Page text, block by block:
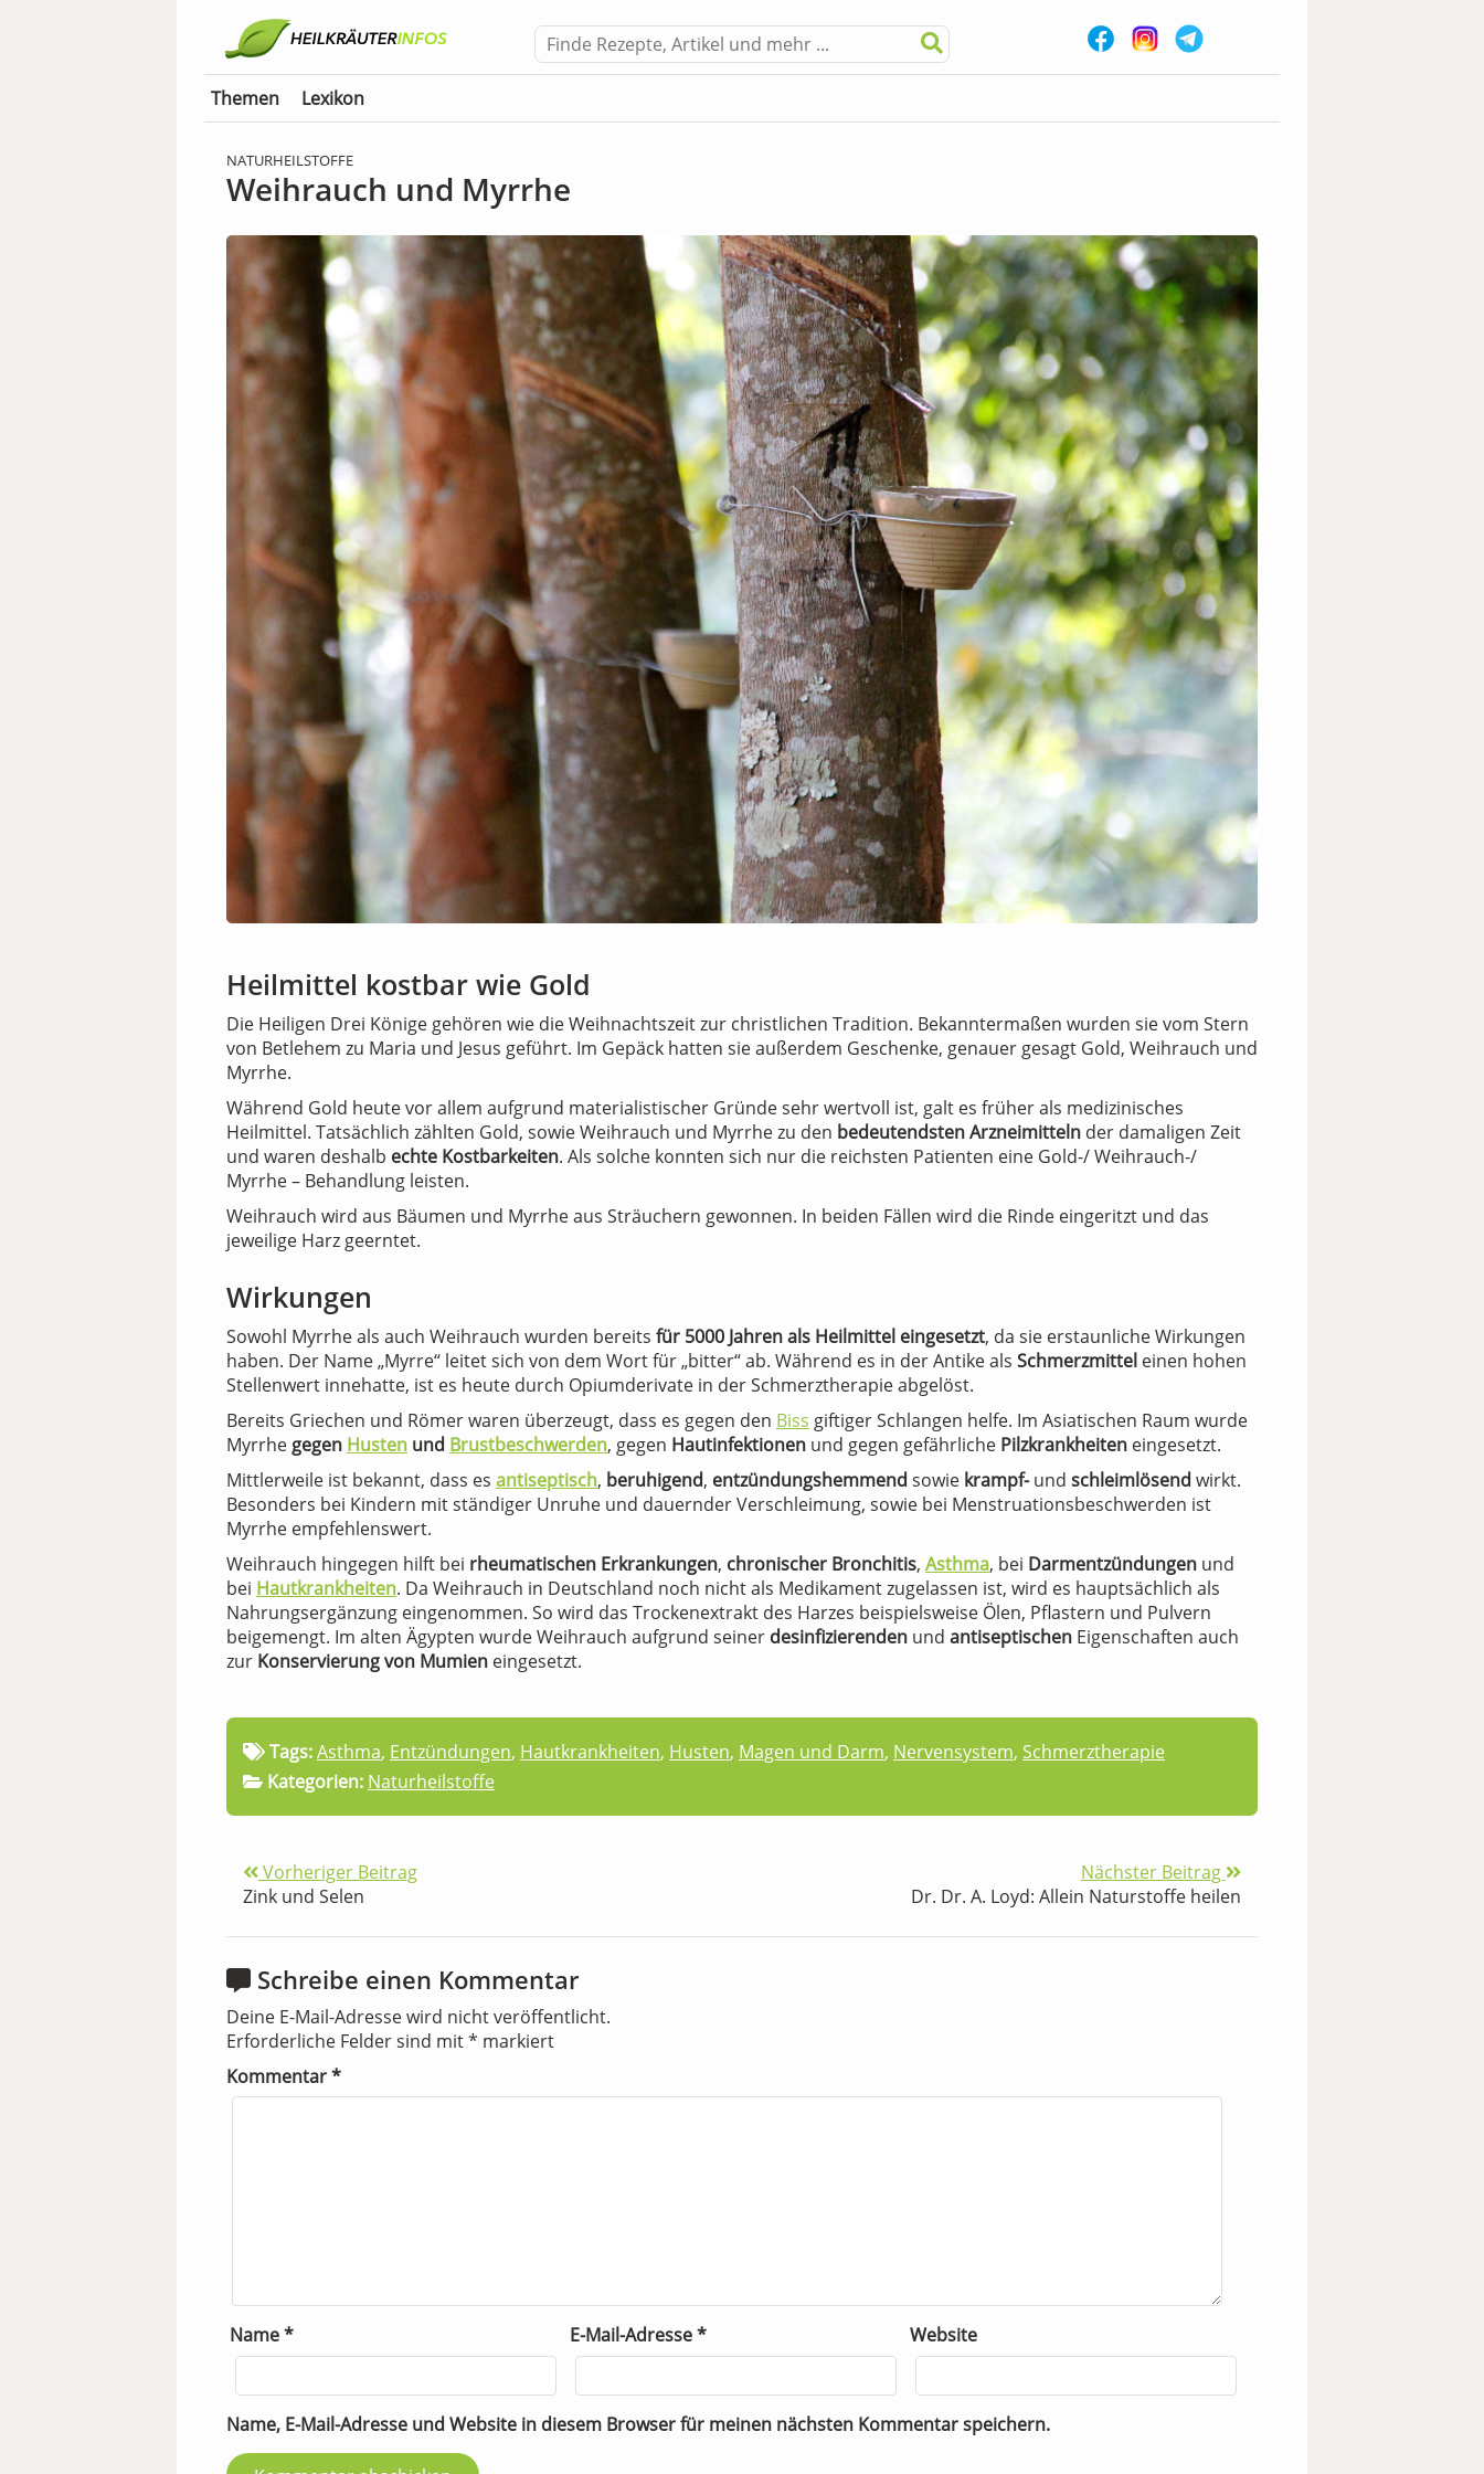
Themen Lexikon
NATURHEILSTOFFE
Weihrauch und Myrrhe
Heilmittel kostbar wie Gold
Die Heiligen Drei Könige gehören wie die Weihnachtszeit zur christlichen Tradition. Bekanntermaßen wurden sie vom Stern
von Betlehem zu Maria und Jesus geführt. Im Gepäck hatten sie außerdem Geschenke, genauer gesagt Gold, Weihrauch und
Myrrhe.
Während Gold heute vor allem aufgrund materialistischer Gründe sehr wertvoll ist, galt es früher als medizinisches
Heilmittel. Tatsächlich zählten Gold, sowie Weihrauch und Myrrhe zu den bedeutendsten Arzneimitteln der damaligen Zeit
und waren deshalb echte Kostbarkeiten. Als solche konnten sich nur die reichsten Patienten eine Gold-/ Weihrauch-/
Myrrhe – Behandlung leisten.
Weihrauch wird aus Bäumen und Myrrhe aus Sträuchern gewonnen. In beiden Fällen wird die Rinde eingeritzt und das
jeweilige Harz geerntet.
Wirkungen
Sowohl Myrrhe als auch Weihrauch wurden bereits für 5000 Jahren als Heilmittel eingesetzt, da sie erstaunliche Wirkungen
haben. Der Name „Myrre“ leitet sich von dem Wort für „bitter“ ab. Während es in der Antike als Schmerzmittel einen hohen
Stellenwert innehatte, ist es heute durch Opiumderivate in der Schmerztherapie abgelöst.
Bereits Griechen und Römer waren überzeugt, dass es gegen den Biss giftiger Schlangen helfe. Im Asiatischen Raum wurde
Myrrhe gegen Husten und Brustbeschwerden, gegen Hautinfektionen und gegen gefährliche Pilzkrankheiten eingesetzt.
Mittlerweile ist bekannt, dass es antiseptisch, beruhigend, entzündungshemmend sowie krampf-und schleimlösend wirkt.
Besonders bei Kindern mit ständiger Unruhe und dauernder Verschleimung, sowie bei Menstruationsbeschwerden ist
Myrrhe empfehlenswert.
Weihrauch hingegen hilft bei rheumatischen Erkrankungen, chronischer Bronchitis, Asthma, bei Darmentzündungen und
bei Hautkrankheiten. Da Weihrauch in Deutschland noch nicht als Medikament zugelassen ist, wird es hauptsächlich als
Nahrungsergänzung eingenommen. So wird das Trockenextrakt des Harzes beispielsweise Ölen, Pflastern und Pulvern
beigemengt. Im alten Ägypten wurde Weihrauch aufgrund seiner desinfizierenden und antiseptischen Eigenschaften auch
zur Konservierung von Mumien eingesetzt.
Tags:Asthma, Entzündungen, Hautkrankheiten, Husten, Magen und Darm, Nervensystem, Schmerztherapie
Kategorien: Naturheilstoffe
Vorheriger Beitrag
Zink und Selen
Nächster Beitrag
Dr. Dr. A. Loyd: Allein Naturstoffe heilen
Schreibe einen Kommentar
Deine E-Mail-Adresse wird nicht veröffentlicht.
Erforderliche Felder sind mit* markiert
Kommentar*
Name* E-Mail-Adresse* Website
Name, E-Mail-Adresse und Website in diesem Browser für meinen nächsten Kommentar speichern.